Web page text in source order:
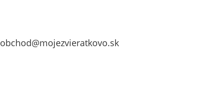
obchod@mojezvieratkovo.sk